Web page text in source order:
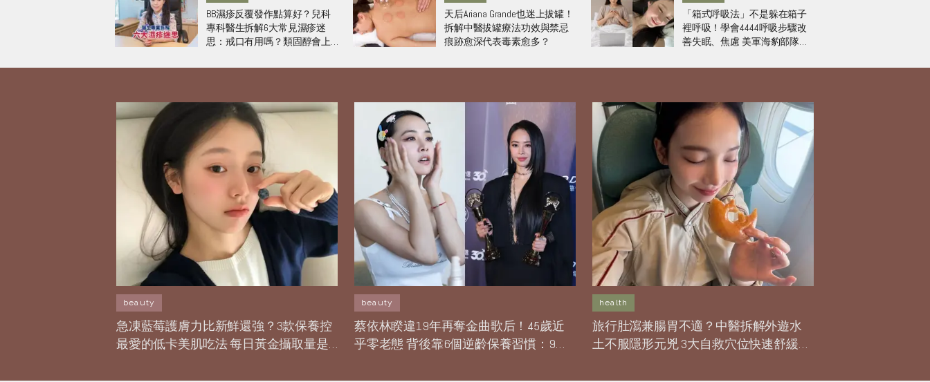
BB濕疹反覆發作點算好？兒科
專科醫生拆解6大常見濕疹迷
思：戒口有用嗎？類固醇會上
天后Ariana Grande也迷上拔罐！
拆解中醫拔罐療法功效與禁忌
痕跡愈深代表毒素愈多？
「箱式呼吸法」不是躲在箱子
裡呼吸！學會4444呼吸步驟改
善失眠、焦慮 美軍海豹部隊也
beauty
急凍藍莓護膚力比新鮮還強？3款保養控
最愛的低卡美肌吃法 每日黃金攝取量是
beauty
蔡依林睽違19年再奪金曲歌后！45歲近
乎零老態 背後靠6個逆齡保養習慣：9點
health
旅行肚瀉兼腸胃不適？中醫拆解外遊水
土不服隱形元兇 3大自救穴位快速舒緩胃